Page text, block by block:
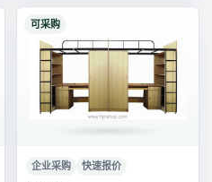
可采购
企业采购 快速报价